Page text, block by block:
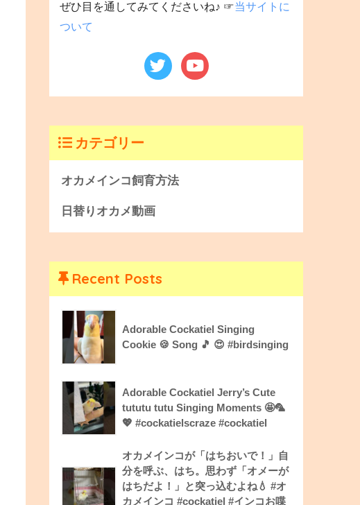
ぜひ目を通してみてくださいね♪ ☞当サイトに
ついて
カテゴリー
オカメインコ飼育方法
日替りオカメ動画
Recent Posts
Adorable Cockatiel Singing
Cookie 🍪 Song 🎵 😍 #birdsinging
Adorable Cockatiel Jerry’s Cute
tututu tutu Singing Moments 🤩🦜
💖 #cockatielscraze #cockatiel
オカメインコが「はちおいで！」自
分を呼ぶ、はち。思わず「オメーが
はちだよ！」と突っ込むよね💧 #オ
カメインコ #cockatiel #インコお喋